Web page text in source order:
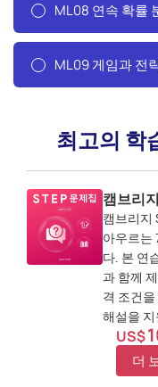
ML08 연속 확률
ML09 게임과 전
최고의 학
캠브리
캠브리지
아우르는
다. 본 연
과 함께
격 조건
해설을
US$
더